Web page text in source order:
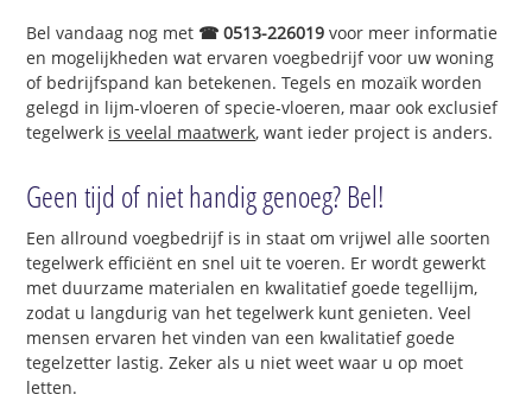
Bel vandaag nog met ☎ 0513-226019 voor meer informatie
en mogelijkheden wat ervaren voegbedrijf voor uw woning
of bedrijfspand kan betekenen. Tegels en mozaïk worden
gelegd in lijm-vloeren of specie-vloeren, maar ook exclusief
tegelwerk is veelal maatwerk, want ieder project is anders.
Geen tijd of niet handig genoeg? Bel!
Een allround voegbedrijf is in staat om vrijwel alle soorten
tegelwerk efficiënt en snel uit te voeren. Er wordt gewerkt
met duurzame materialen en kwalitatief goede tegellijm,
zodat u langdurig van het tegelwerk kunt genieten. Veel
mensen ervaren het vinden van een kwalitatief goede
tegelzetter lastig. Zeker als u niet weet waar u op moet
letten.